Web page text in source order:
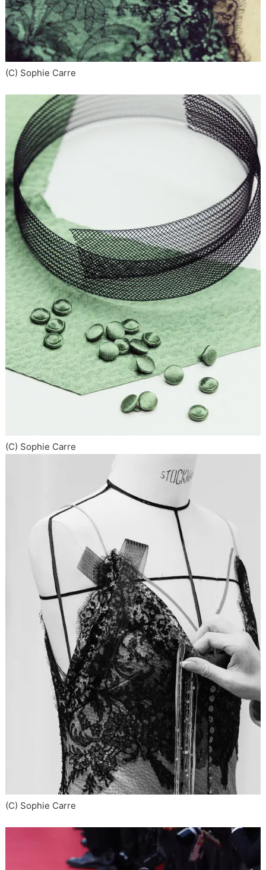
(C) Sophie Carre
(C) Sophie Carre
(C) Sophie Carre